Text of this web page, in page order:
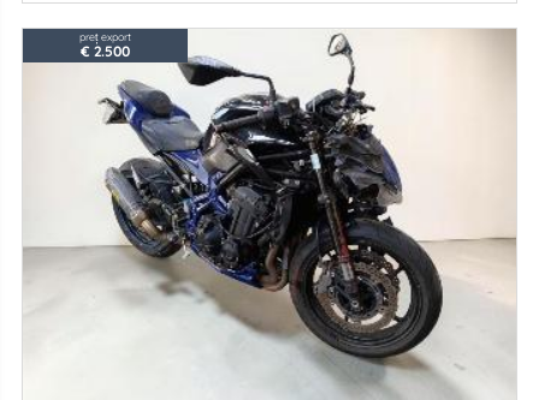
preț export
€ 2.500